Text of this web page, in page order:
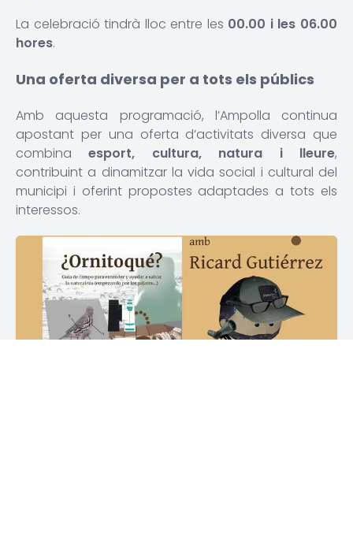
La celebració tindrà lloc entre les 00.00 i les 06.00
hores.
Una oferta diversa per a tots els públics
Amb aquesta programació, l’Ampolla continua
apostant per una oferta d’activitats diversa que
combinaesport, cultura, natura i lleure,
contribuint a dinamitzar la vida social i cultural del
municipi i oferint propostes adaptades a tots els
interessos.